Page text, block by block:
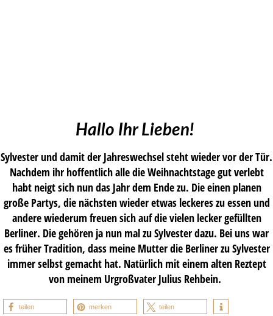
Hallo Ihr Lieben!
Sylvester und damit der Jahreswechsel steht wieder vor der Tür.
Nachdem ihr hoffentlich alle die Weihnachtstage gut verlebt
habt neigt sich nun das Jahr dem Ende zu. Die einen planen
große Partys, die nächsten wieder etwas leckeres zu essen und
andere wiederum freuen sich auf die vielen lecker gefüllten
Berliner. Die gehören ja nun mal zu Sylvester dazu. Bei uns war
es früher Tradition, dass meine Mutter die Berliner zu Sylvester
immer selbst gemacht hat. Natürlich mit einem alten Reztept
von meinem Urgroßvater Julius Rehbein.
teilen merken teilen